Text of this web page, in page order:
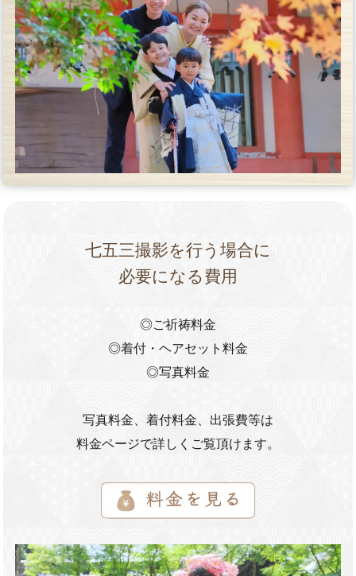
七五三撮影を行う場合に
必要になる費用
◎ご祈祷料金
◎着付・ヘアセット料金
◎写真料金
写真料金、着付料金、出張費等は
料金ページで詳しくご覧頂けます。